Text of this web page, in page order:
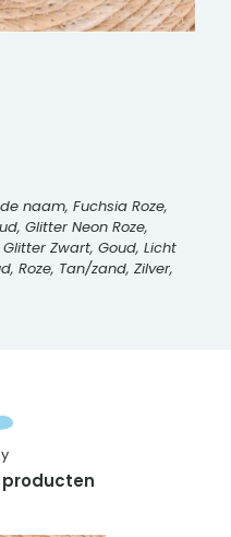
naam, Fuchsia Roze,
Glitter Neon Roze,
Zwart, Goud, Licht
Roze, Tan/zand, Zilver,